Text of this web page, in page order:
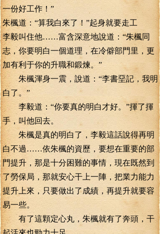
一份好工作！”
朱楓道：“算我白來了！”起身就要走工
李毅叫住他……富含深意地說道：“朱楓同
志，你要明白一個道理，在冷僻部門里，更
加有利于你的升職和鍛煉。”
朱楓渾身一震，說道：“李書堊記，我明
白了。”
李毅道：“你要真的明白才好。”揮了揮
手，叫他回去。
朱楓是真的明白了，李毅這話說得再明
白不過……依朱楓的資歷，要想在重要的部
門提升，那是十分困難的事情，現在既然到
了勞保局，那就安心干上一陣，把業力能力
提升上來，只要做出了成績，再提升就要容
易一些。
有了這顆定心丸，朱楓就有了奔頭，干